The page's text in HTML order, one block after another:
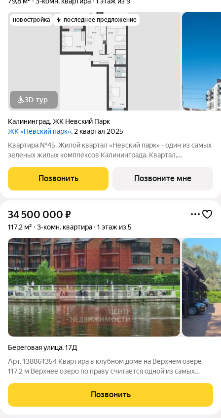
новостройка последнее предложение
3D-тур
Калининград,ЖК Невский Парк
ЖК «Невский парк», 2 квартал 2025
Квартира №45. Жилой квартал «Невский парк» - один из самых
зеленых жилых комплексов Калининграда. Квартал,
масштабом и одновременно продуманностью всех деталей,
как самого комплекса в целом,
Позвонить Позвоните мне
34 500 000 ₽
117,2 м² 3-комн. квартира 1 этаж из 5
Береговая улица,17Д
Арт. 138861354 Квартира в клубном доме на Верхнем озере
117,2 м Верхнее озеро по праву считается одной из самых
с развитой инфраструктурой, набережной и отличной
транспортной доступностью.
Позвонить